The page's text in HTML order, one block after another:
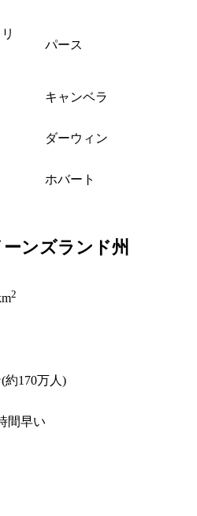
パース
キャンベラ
ダーウィン
ホバート
ーンズランド州
2
約170万人)
間早い